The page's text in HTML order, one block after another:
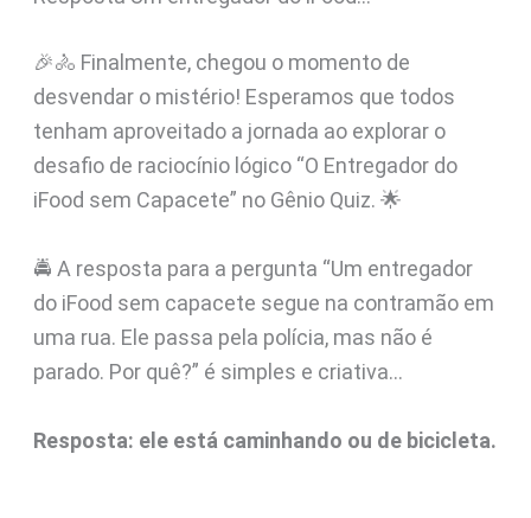
🎉🚴 Finalmente, chegou o momento de
desvendar o mistério! Esperamos que todos
tenham aproveitado a jornada ao explorar o
desafio de raciocínio lógico “O Entregador do
iFood sem Capacete” no Gênio Quiz. 🌟
🚔 A resposta para a pergunta “Um entregador
do iFood sem capacete segue na contramão em
uma rua. Ele passa pela polícia, mas não é
parado. Por quê?” é simples e criativa…
Resposta: ele está caminhando ou de bicicleta.